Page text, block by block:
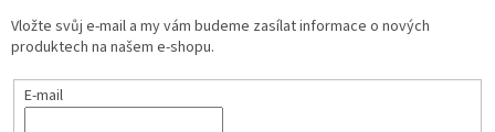
Vložte svůj e-mail a my vám budeme zasílat informace o nových
produktech na našem e-shopu.
E-mail